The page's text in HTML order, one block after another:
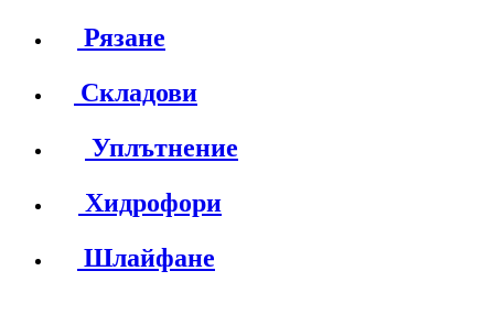
Рязане
Складови
Уплътнение
Хидрофори
Шлайфане